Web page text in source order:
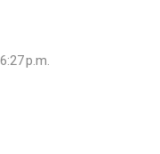
p.m.